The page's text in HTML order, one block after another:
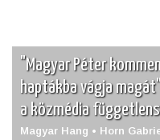
"Magyar Péter
haptákba vágja
a közmédia
Magyar Hang • Horn